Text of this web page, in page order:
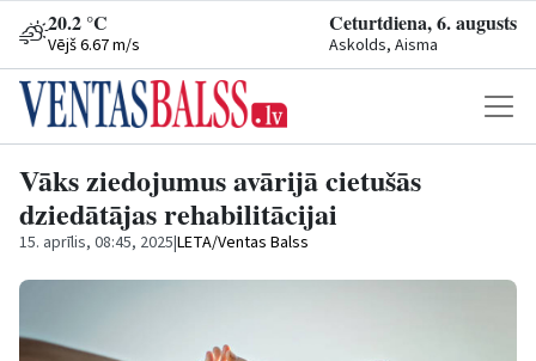
20.2 °C
Vējš 6.67 m/s
Ceturtdiena, 6. augusts
Askolds, Aisma
Vāks ziedojumus avārijā cietušās
dziedātājas rehabilitācijai
15. aprīlis, 08:45, 2025|LETA/Ventas Balss